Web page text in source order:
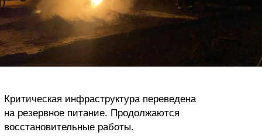
Критическая инфраструктура переведена
на резервное питание. Продолжаются
восстановительные работы.